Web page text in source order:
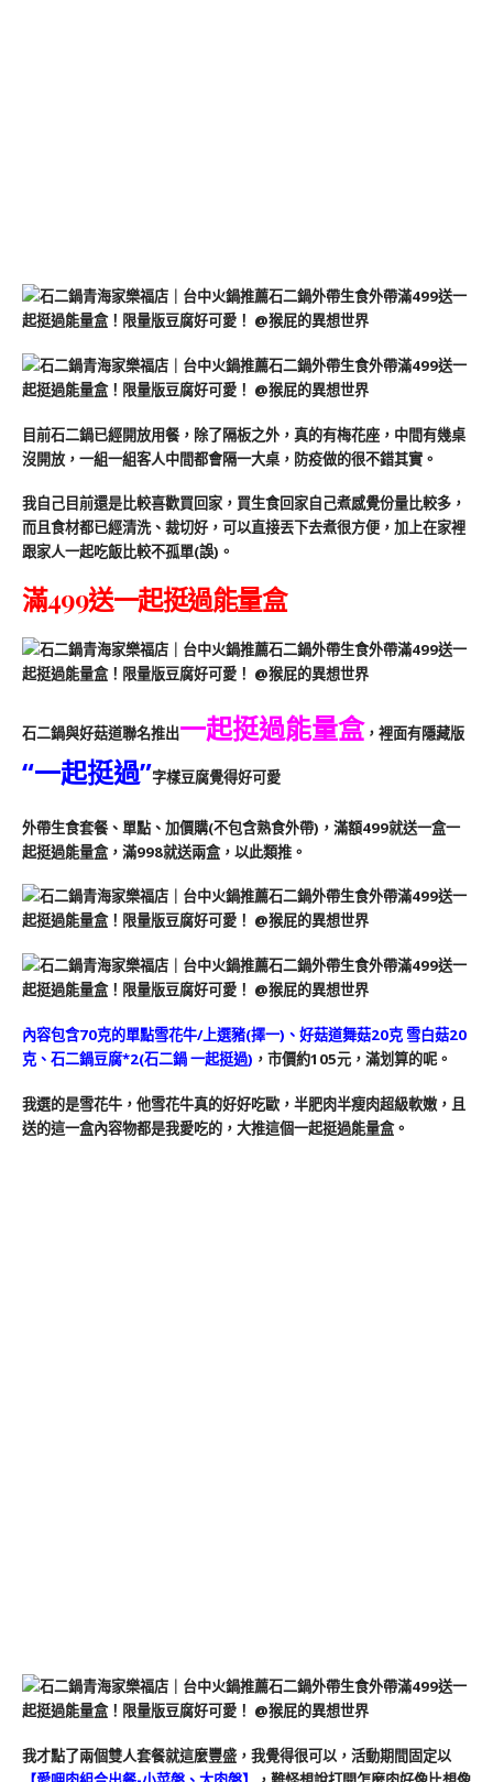
目前石二鍋已經開放用餐，除了隔板之外，真的有梅花座，中間有幾桌
沒開放，一組一組客人中間都會隔一大桌，防疫做的很不錯其實。
我自己目前還是比較喜歡買回家，買生食回家自己煮感覺份量比較多，
而且食材都已經清洗、裁切好，可以直接丟下去煮很方便，加上在家裡
跟家人一起吃飯比較不孤單(誤)。
滿499送一起挺過能量盒
石二鍋與好菇道聯名推出一起挺過能量盒 ，裡面有隱藏版
“一起挺過”字樣豆腐覺得好可愛
外帶生食套餐、單點、加價購(不包含熟食外帶)，滿額499就送一盒一
起挺過能量盒，滿998就送兩盒，以此類推。
內容包含70克的單點雪花牛/上選豬(擇一)、好菇道舞菇20克 雪白菇20
克、石二鍋豆腐*2(石二鍋 一起挺過) ，市價約105元，滿划算的呢。
我選的是雪花牛，他雪花牛真的好好吃歐，半肥肉半瘦肉超級軟嫩，且
送的這一盒內容物都是我愛吃的，大推這個一起挺過能量盒。
我才點了兩個雙人套餐就這麼豐盛，我覺得很可以，活動期間固定以